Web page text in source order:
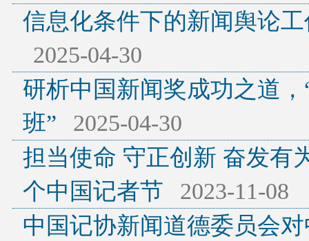
信息化条件下的新闻舆论
2025-04-30
研析中国新闻奖成功之道
班”
2025-04-30
担当使命 守正创新 奋发
个中国记者节
2023-11-08
中国记协新闻道德委员会